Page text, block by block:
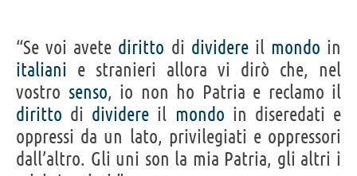
“Se voi avete diritto di dividereil mondo in
italiani e stranieri allora vi dirò che, nel
vostro senso, io non ho Patria e reclamo il
diritto di dividere il mondo in diseredati e
oppressi da un lato, privilegiati e oppressori
dall’altro. Gli uni son la mia Patria, gli altri i